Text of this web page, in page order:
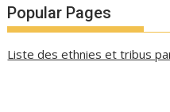
Popular Pages
Liste des ethnies et tribus